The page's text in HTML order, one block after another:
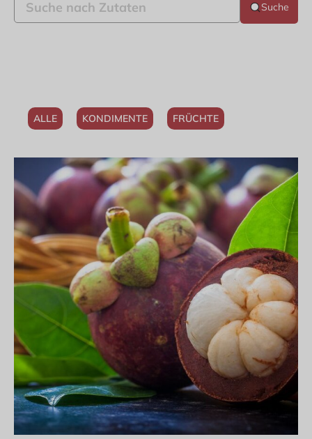
Suche
ALLE KONDIMENTE FRÜCHTE